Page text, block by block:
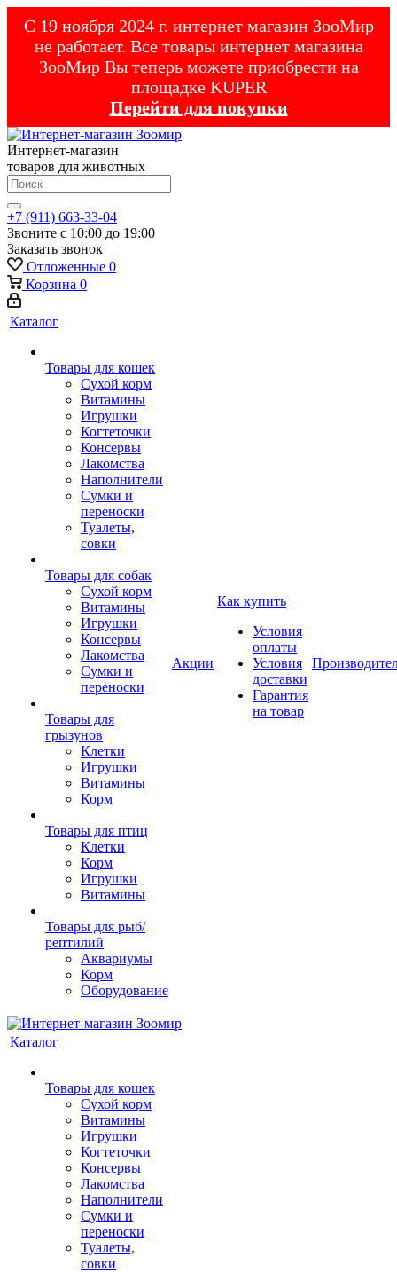
С 19 ноября 2024 г. интернет магазин ЗооМир
не работает. Все товары интернет магазина
ЗооМир Вы теперь можете приобрести на
площадке KUPER
Перейти для покупки
Интернет-магазин
товаров для животных
+7 (911) 663-33-04
Звоните с 10:00 до 19:00
Заказать звонок
Отложенные 0
Корзина 0
Каталог
Товары для кошек
Cухой корм
Витамины
Игрушки
Когтеточки
Консервы
Лакомства
Наполнители
Сумки и
переноски
Туалеты,
совки
Товары для собак
Cухой корм
Витамины
Игрушки
Консервы
Лакомства
Сумки и
переноски
Товары для
грызунов
Клетки
Игрушки
Витамины
Корм
Товары для птиц
Клетки
Корм
Игрушки
Витамины
Товары для рыб/
рептилий
Аквариумы
Корм
Оборудование
Акции
Как купить
Условия
оплаты
Условия
доставки
Гарантия
на товар
Каталог
Товары для кошек
Cухой корм
Витамины
Игрушки
Когтеточки
Консервы
Лакомства
Наполнители
Сумки и
переноски
Туалеты,
совки